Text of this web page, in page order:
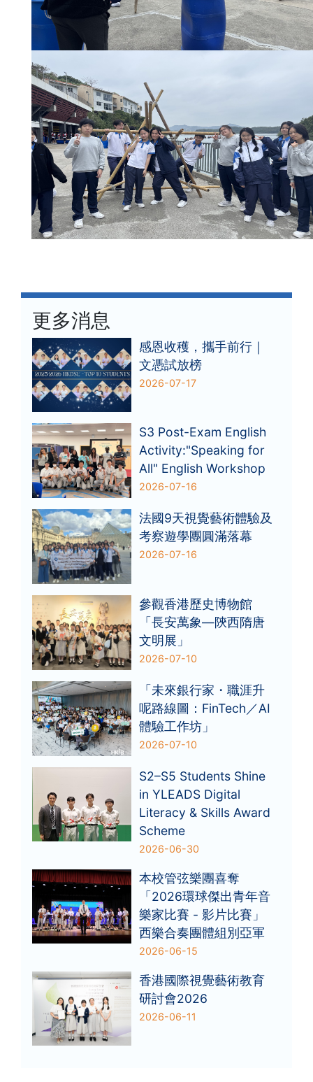
更多消息
感恩收穫，攜手前行｜
文憑試放榜
2026-07-17
S3 Post-Exam English
Activity:"Speaking for
All" English Workshop
2026-07-16
法國9天視覺藝術體驗及
考察遊學團圓滿落幕
2026-07-16
參觀香港歷史博物館
「長安萬象—陝西隋唐
文明展」
2026-07-10
「未來銀行家・職涯升
呢路線圖：FinTech／AI
體驗工作坊」
2026-07-10
S2–S5 Students Shine
in YLEADS Digital
Literacy & Skills Award
Scheme
2026-06-30
本校管弦樂團喜奪
「2026環球傑出青年音
樂家比賽 - 影片比賽」
西樂合奏團體組別亞軍
2026-06-15
香港國際視覺藝術教育
研討會2026
2026-06-11